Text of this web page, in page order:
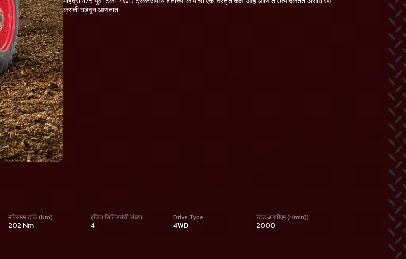
क्रांती घडवून आणतात.
मैक्सिमम टॉर्क (Nm)
202 Nm
इंजिन सिलिंडर्सची संख्या
4
Drive Type
4WD
रेटेड आरपीएम (r/min))
2000